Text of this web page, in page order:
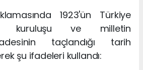
1923'ün Türkiye
kuruluşu ve milletin
taçlandığı tarih
şu ifadeleri kullandı: